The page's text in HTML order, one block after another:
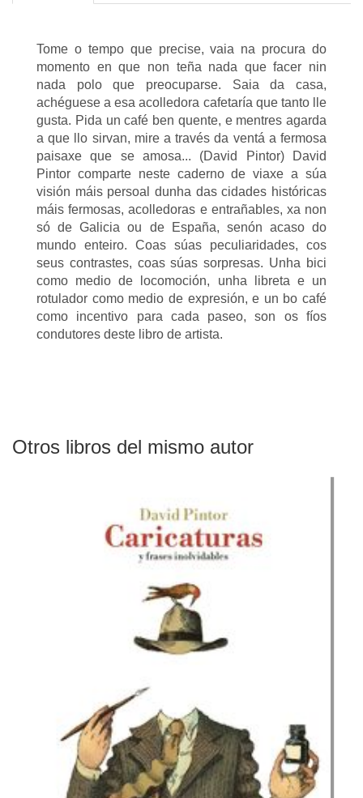
Tome o tempo que precise, vaia na procura do
momento en que non teña nada que facer nin
nada polo que preocuparse. Saia da casa,
achéguese a esa acolledora cafetaría que tanto lle
gusta. Pida un café ben quente, e mentres agarda
a que llo sirvan, mire a través da ventá a fermosa
paisaxe que se amosa... (David Pintor) David
Pintor comparte neste caderno de viaxe a súa
visión máis persoal dunha das cidades históricas
máis fermosas, acolledoras e entrañables, xa non
só de Galicia ou de España, senón acaso do
mundo enteiro. Coas súas peculiaridades, cos
seus contrastes, coas súas sorpresas. Unha bici
como medio de locomoción, unha libreta e un
rotulador como medio de expresión, e un bo café
como incentivo para cada paseo, son os fíos
condutores deste libro de artista.
Otros libros del mismo autor